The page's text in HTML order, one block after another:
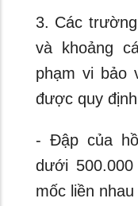
3. Các
và khoảng
phạm vi bảo
được quy
- Đập của
dưới
mốc liền